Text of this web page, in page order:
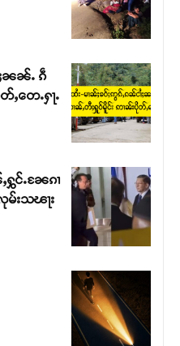
ၵူႈတီႈၵူႈလႅၼ်ပေႃးတေၸွ
ႈႁူမ်ႈၵမ်ႉထႅမ် ၸုမ်းၶၢ
ႇၶႃႈဢေႃႈ။
ၼၼ်ႉ ၵဵ
တေႉႁႃႉ
င်ႉၼႄၵၢ
မ်းသၽႃး